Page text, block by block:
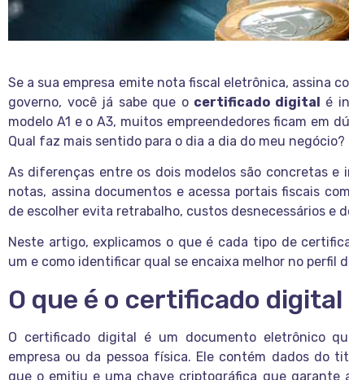
Se a sua empresa emite nota fiscal eletrônica, assina
governo, você já sabe que o certificado digital é
modelo A1 e o A3, muitos empreendedores ficam em
Qual faz mais sentido para o dia a dia do meu negócio?
As diferenças entre os dois modelos são concretas
notas, assina documentos e acessa portais fiscais
de escolher evita retrabalho, custos desnecessários e
Neste artigo, explicamos o que é cada tipo de
um e como identificar qual se encaixa melhor no perfil
O que é o certificado digital
O certificado digital é um documento eletrônico
empresa ou da pessoa física. Ele contém dados do
que o emitiu e uma chave criptográfica que garante